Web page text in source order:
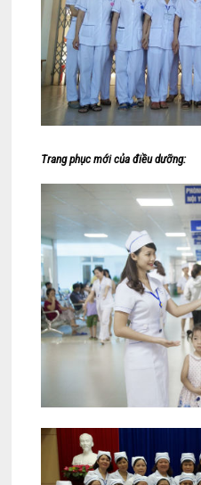
Trang phục mới của điều dưỡng: